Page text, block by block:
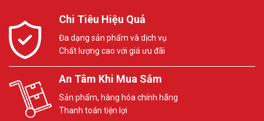
Chi Tiêu Hiệu Quả
Đa dạng sản phẩm và dịch vụ
Chất lượng cao với giá ưu đãi
An Tâm Khi Mua Sắm
Sản phẩm, hàng hóa chính hãng
Thanh toán tiện lợi